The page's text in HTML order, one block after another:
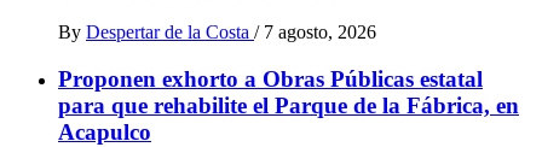
By Despertar de la Costa / 7 agosto, 2026
Proponen exhorto a Obras Públicas estatal
para que rehabilite el Parque de la Fábrica, en
Acapulco